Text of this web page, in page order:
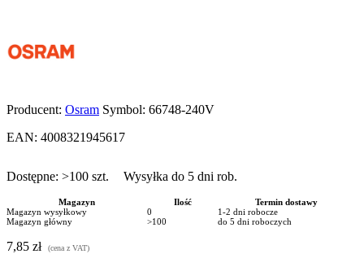
Producent: Osram Symbol: 66748-240V
EAN: 4008321945617
Dostępne: >100 szt. Wysyłka do 5 dni rob.
Magazyn Ilość
Termin dostawy
Magazyn wysyłkowy
0
1-2 dni robocze
Magazyn główny
>100 do 5 dni roboczych
7,85 zł (cena z VAT)